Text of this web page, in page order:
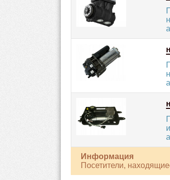
Информация
Посетители,